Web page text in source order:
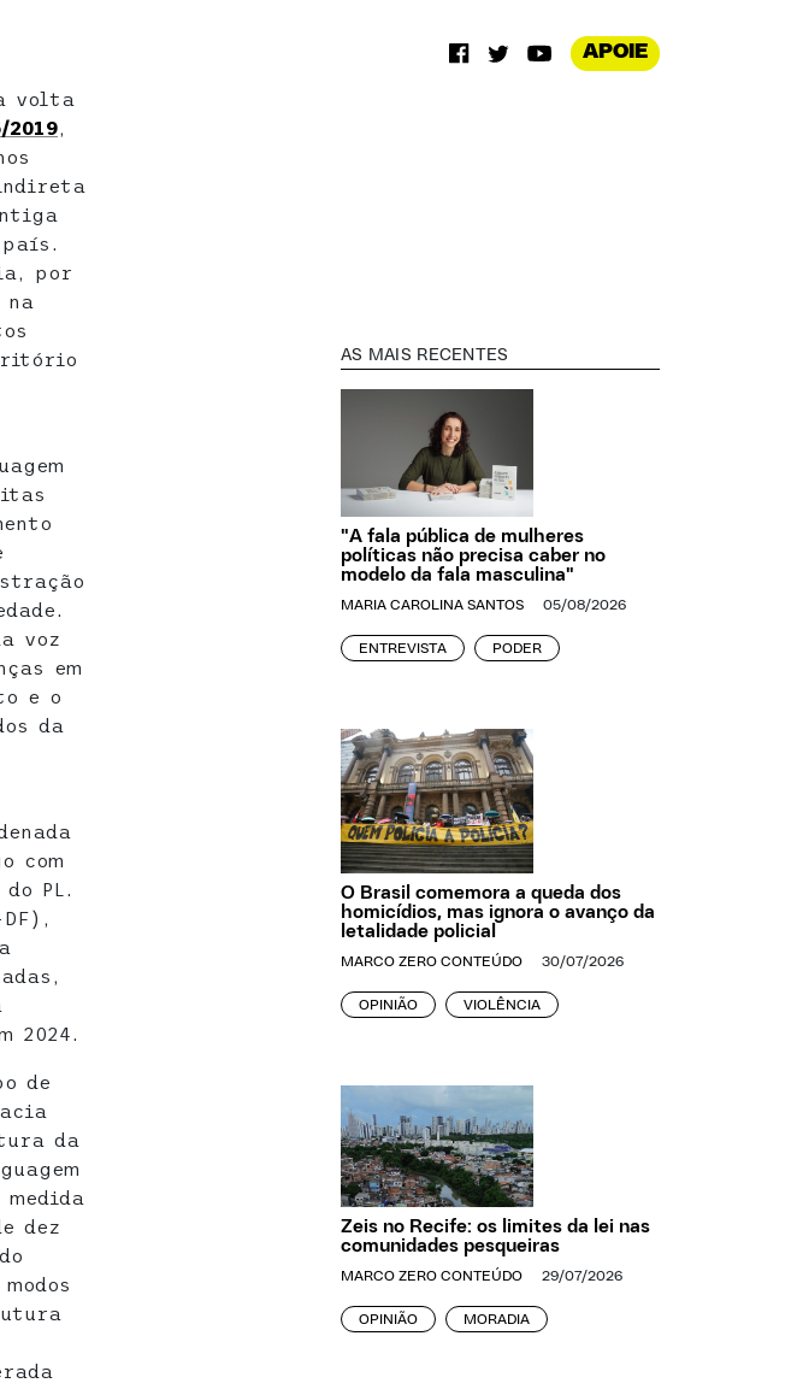
volta
,
por
voz
em
e o
da
com
PL.
2024.
de
da
dez
APOIE
AS MAIS RECENTES
"A fala pública de mulheres
políticas não precisa caber no
modelo da fala masculina"
MARIA CAROLINA SANTOS 05/08/2026
ENTREVISTA PODER
O Brasil comemora a queda dos
homicídios, mas ignora o avanço da
letalidade policial
MARCO ZERO CONTEÚDO 30/07/2026
OPINIÃO VIOLÊNCIA
Zeis no Recife: os limites da lei nas
comunidades pesqueiras
MARCO ZERO CONTEÚDO 29/07/2026
OPINIÃO MORADIA